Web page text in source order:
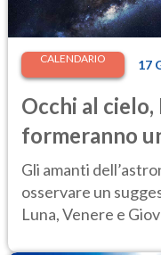
CALENDARIO 17
Occhi al cielo,
formeranno
luminoso:
Gli amanti
osservare un
Luna, Venere e